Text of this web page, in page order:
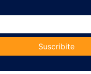
Suscribite